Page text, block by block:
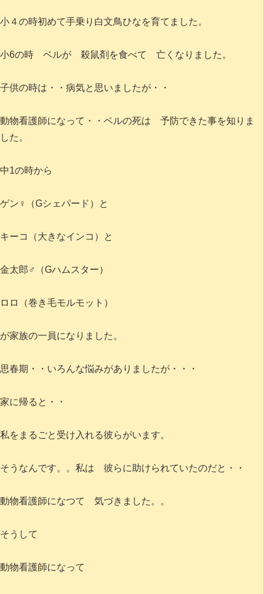
小４の時初めて手乗り白文鳥ひなを育てました。
小6の時 ベルが 殺鼠剤を食べて 亡くなりました。
子供の時は・・病気と思いましたが・・
動物看護師になって・・ベルの死は 予防できた事を知りま
した。
中1の時から
ゲン♀（Gシェパード）と
キーコ（大きなインコ）と
金太郎♂（Gハムスター）
ロロ（巻き毛モルモット）
が家族の一員になりました。
思春期・・いろんな悩みがありましたが・・・
家に帰ると・・
私をまるごと受け入れる彼らがいます。
そうなんです。。私は 彼らに助けられていたのだと・・
動物看護師になつて 気づきました。。
そうして
動物看護師になって